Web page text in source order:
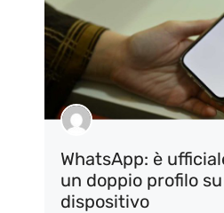
WhatsApp: è
un doppio profilo
dispositivo